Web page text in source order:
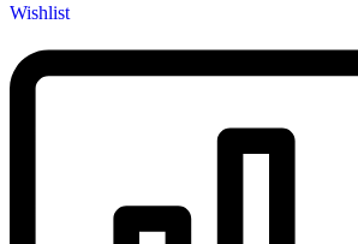
Wishlist